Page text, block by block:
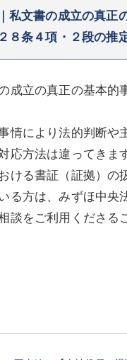
私文書の成立の真正
８条４項・２段の推
成立の真正の基本的
情により法的判断や
応方法は違ってきま
ける書証（証拠）の
る方は、みずほ中央
談をご利用くださる